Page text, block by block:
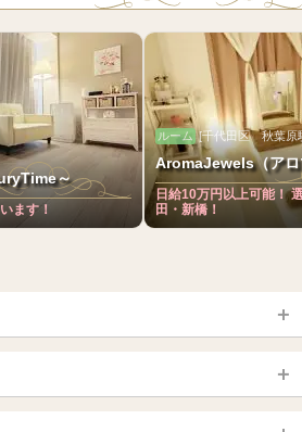
～
ます！
ルーム [千代田区 秋葉原
AromaJewels（ア
日給10万円以上可能！
田・新橋！
）
青森